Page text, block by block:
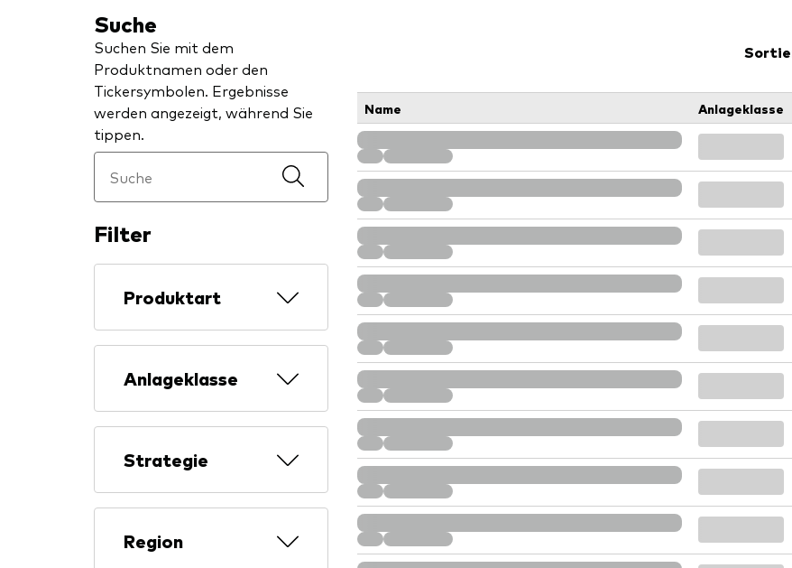
Suche
Suchen Sie mit dem
Produktnamen oder den
Tickersymbolen. Ergebnisse
werden angezeigt, während Sie
tippen.
Filter
Produktart
Anlageklasse
Strategie
Region
Name Anlageklasse